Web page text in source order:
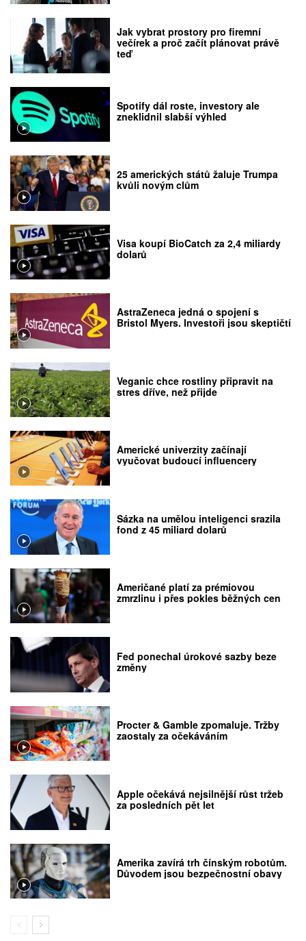
Jak vybrat prostory pro firemní
večírek a proč začít plánovat právě
teď
Spotify dál roste, investory ale
zneklidnil slabší výhled
25 amerických států žaluje Trumpa
kvůli novým clům
Visa koupí BioCatch za 2,4 miliardy
dolarů
AstraZeneca jedná o spojení s
Bristol Myers. Investoři jsou skeptičtí
Veganic chce rostliny připravit na
stres dříve, než přijde
Americké univerzity začínají
vyučovat budoucí influencery
Sázka na umělou inteligenci srazila
fond z 45 miliard dolarů
Američané platí za prémiovou
zmrzlinu i přes pokles běžných cen
Fed ponechal úrokové sazby beze
změny
Procter & Gamble zpomaluje. Tržby
zaostaly za očekáváním
Apple očekává nejsilnější růst tržeb
za posledních pět let
Amerika zavírá trh čínským robotům.
Důvodem jsou bezpečnostní obavy